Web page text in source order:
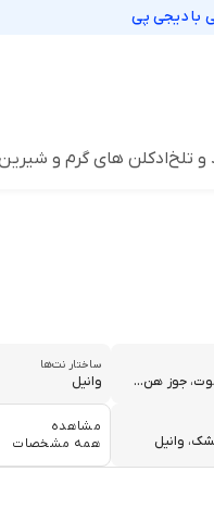
بادیجی پی
و تلخادکلن های گرم و
جوز هن...
ساختار نت‌ها
وانیل
وانیل
مشاهده
همه مشخصات